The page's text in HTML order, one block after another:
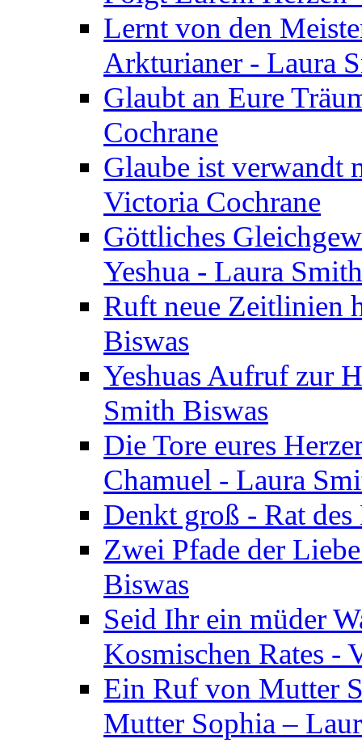
Lernt von den
Arkturianer - Laura
Glaubt an Eure
Cochrane
Glaube ist verwandt
Victoria Cochrane
Göttliches
Yeshua - Laura
Ruft neue Zeitlinien
Biswas
Yeshuas Aufruf zur
Smith Biswas
Die Tore eures
Chamuel - Laura
Denkt groß - Rat
Zwei Pfade der
Biswas
Seid Ihr ein müder
Kosmischen Rates -
Ein Ruf von Mutter
Mutter Sophia –